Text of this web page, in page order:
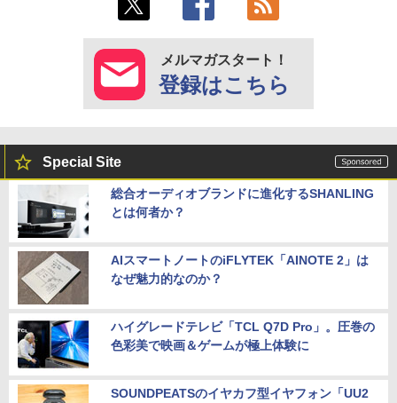
メルマガスタート！
登録はこちら
Special Site
総合オーディオブランドに進化するSHANLING
とは何者か？
AIスマートノートのiFLYTEK「AINOTE 2」は
なぜ魅力的なのか？
ハイグレードテレビ「TCL Q7D Pro」。圧巻の
色彩美で映画＆ゲームが極上体験に
SOUNDPEATSのイヤカフ型イヤフォン「UU2